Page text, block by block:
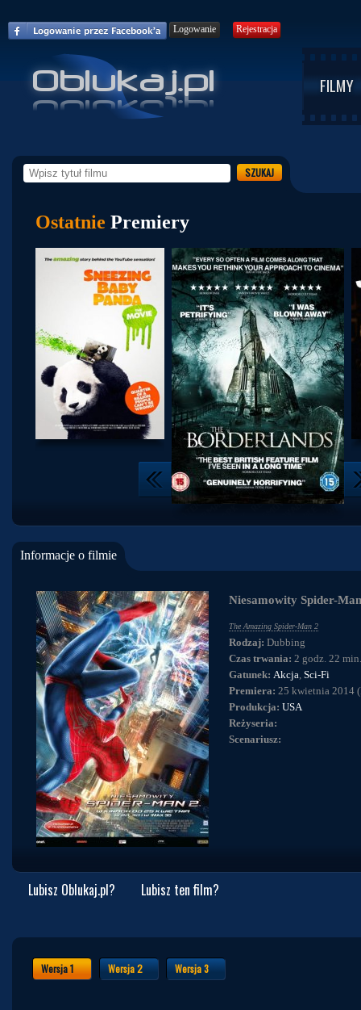
Logowanie Rejestracja
FILMY
Ostatnie Premiery
Informacje o filmie
Niesamowity Spider-
The Amazing Spider-Man 2
Rodzaj: Dubbing
Czas trwania: 2 godz. 22 min.
Gatunek: Akcja, Sci-Fi
Premiera: 25 kwietnia 2014
Produkcja: USA
Reżyseria:
Scenariusz:
Lubisz Oblukaj.pl? Lubisz ten film?
Wersja 1 Wersja 2 Wersja 3